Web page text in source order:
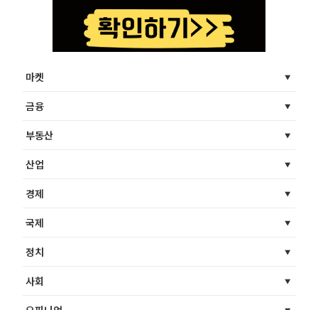
마켓
금융
부동산
산업
경제
국제
정치
사회